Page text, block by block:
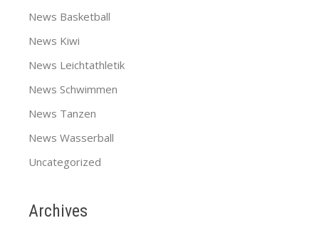
News Basketball
News Kiwi
News Leichtathletik
News Schwimmen
News Tanzen
News Wasserball
Uncategorized
Archives